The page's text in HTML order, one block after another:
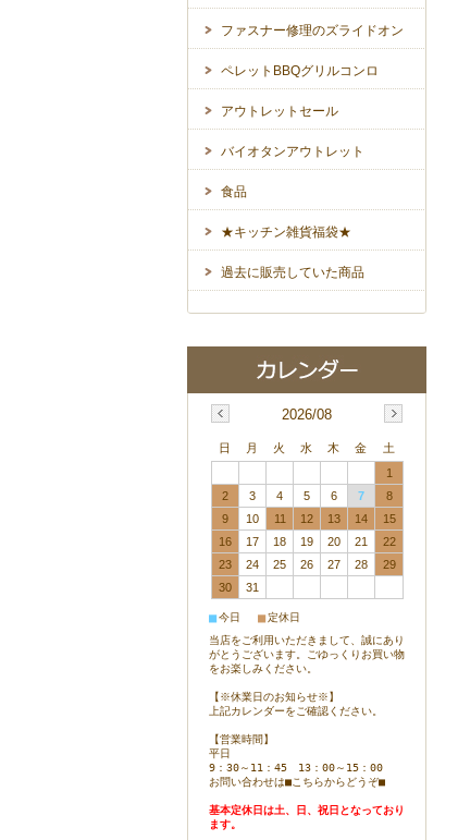
ファスナー修理のズライドオン
ペレットBBQグリルコンロ
アウトレットセール
バイオタンアウトレット
食品
★キッチン雑貨福袋★
過去に販売していた商品
2026/08
日 月 火 水 木 金
土
1
2
3 4 5 6 7
8
9
10 11 12 13 14
15
16
17 18 19 20 21
22
23
24 25 26 27 28
29
30
31
■今日 ■定休日
当店をご利用いただきまして、誠にあり
がとうございます。ごゆっくりお買い物
をお楽しみください。
【※休業日のお知らせ※】
上記カレンダーをご確認ください。
【営業時間】
平日
9：30～11：45 13：00～15：00
お問い合わせは■こちらからどうぞ■
基本定休日は土、日、祝日となっており
ます。